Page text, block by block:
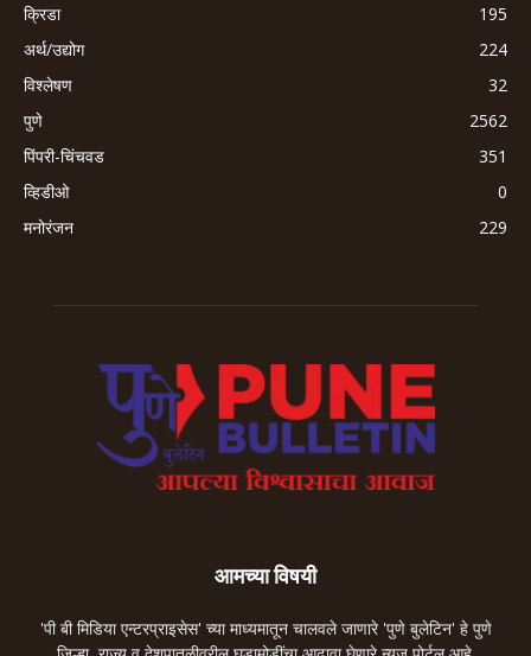
क्रिडा
195
अर्थ/उद्योग
224
विश्लेषण
32
पुणे
2562
पिंपरी-चिंचवड
351
व्हिडीओ
0
मनोरंजन
229
आमच्या विषयी
'पी बी मिडिया एन्टरप्राइसेस' च्या माध्यमातून चालवले जाणारे 'पुणे बुलेटिन' हे पुणे